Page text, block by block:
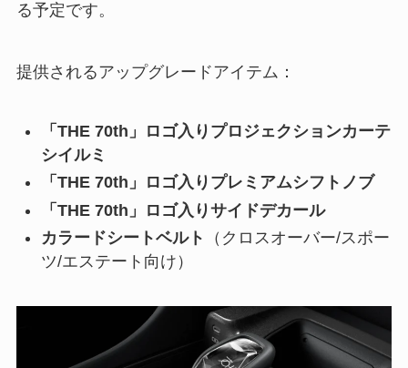
る予定です。
提供されるアップグレードアイテム：
「THE 70th」ロゴ入りプロジェクションカーテ
シイルミ
「THE 70th」ロゴ入りプレミアムシフトノブ
「THE 70th」ロゴ入りサイドデカール
カラードシートベルト
（クロスオーバー/スポー
ツ/エステート向け）